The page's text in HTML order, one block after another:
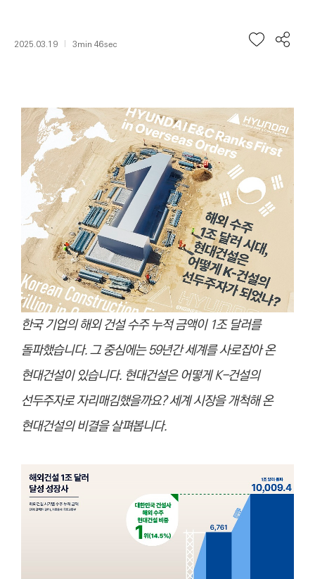
2025.03.19 3min 46sec
한국 기업의 해외 건설 수주 누적 금액이 1조 달러를
돌파했습니다. 그 중심에는 59년간 세계를 사로잡아 온
현대건설이 있습니다. 현대건설은 어떻게 K-건설의
선두주자로 자리매김했을까요? 세계 시장을 개척해 온
현대건설의 비결을 살펴봅니다.